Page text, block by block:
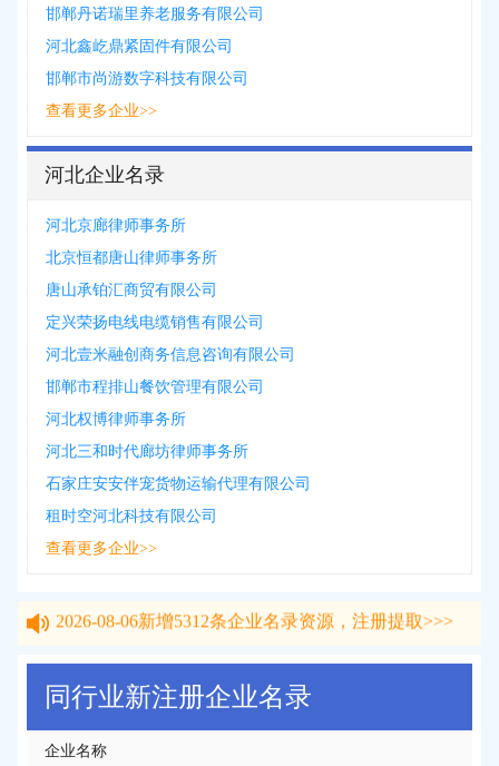
邯郸丹诺瑞里养老服务有限公司
河北鑫屹鼎紧固件有限公司
邯郸市尚游数字科技有限公司
查看更多企业>>
河北企业名录
河北京廊律师事务所
北京恒都唐山律师事务所
唐山承铂汇商贸有限公司
定兴荣扬电线电缆销售有限公司
河北壹米融创商务信息咨询有限公司
邯郸市程排山餐饮管理有限公司
河北权博律师事务所
河北三和时代廊坊律师事务所
石家庄安安伴宠货物运输代理有限公司
租时空河北科技有限公司
查看更多企业>>
新增 条企业名录资源，注册提取>>>
同行业新注册企业名录
企业名称